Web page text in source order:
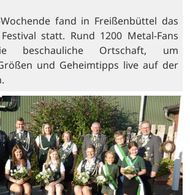
fand in Freißenbüttel das
statt. Rund 1200 Metal-Fans
beschauliche Ortschaft, um
und Geheimtipps live auf der